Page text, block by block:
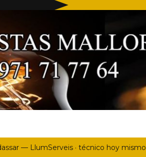
— LlumServeis · técnico hoy mismo